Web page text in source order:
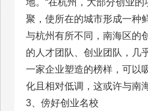
地。“在杭州，大部分创业
聚，使所在的城市形成一种
与杭州有所不同，南海区的
的人才团队、创业团队，几
一家企业塑造的榜样，可以
化且相对低调，这或许与南
3、傍好创业名校